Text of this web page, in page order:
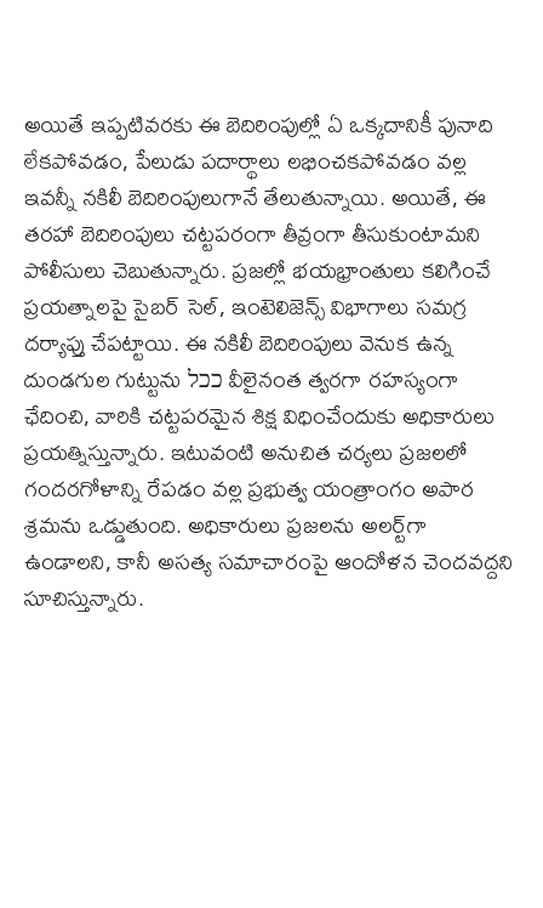
అయితే ఇప్పటివరకు ఈ బెదిరింపుల్లో ఏ ఒక్కదానికీ పునాది
లేకపోవడం, పేలుడు పదార్థాలు లభించకపోవడం వల్ల
ఇవన్నీ నకిలీ బెదిరింపులుగానే తేలుతున్నాయి. అయితే, ఈ
తరహా బెదిరింపులు చట్టపరంగా తీవ్రంగా తీసుకుంటామని
పోలీసులు చెబుతున్నారు. ప్రజల్లో భయభ్రాంతులు కలిగించే
ప్రయత్నాలపై సైబర్ సెల్‌, ఇంటెలిజెన్స్ విభాగాలు సమగ్ర
దర్యాప్తు చేపట్టాయి. ఈ నకిలీ బెదిరింపులు వెనుక ఉన్న
దుండగుల గుట్టును ככל వీలైనంత త్వరగా రహస్యంగా
ఛేదించి, వారికి చట్టపరమైన శిక్ష విధించేందుకు అధికారులు
ప్రయత్నిస్తున్నారు. ఇటువంటి అనుచిత చర్యలు ప్రజలలో
గందరగోళాన్ని రేపడం వల్ల ప్రభుత్వ యంత్రాంగం అపార
శ్రమను ఒడ్డుతుంది. అధికారులు ప్రజలను అలర్ట్‌గా
ఉండాలని, కానీ అసత్య సమాచారంపై ఆందోళన చెందవద్దని
సూచిస్తున్నారు.